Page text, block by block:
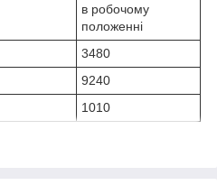
в робочому
положенні
3480
9240
1010